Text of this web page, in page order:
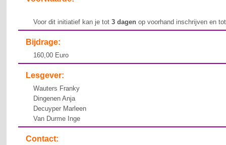
Voor dit initiatief kan je tot3 dagen op voorhand inschrijven en
Bijdrage:
160,00 Euro
Lesgever:
Wauters Franky
Dingenen Anja
Decuyper Marleen
Van Durme Inge
Contact: